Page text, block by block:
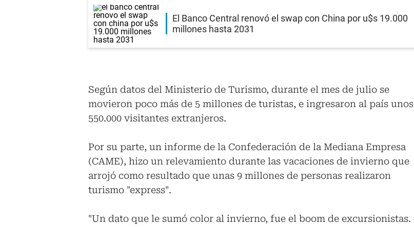
El Banco Central renovó el swap con China por u$s 19.000
millones hasta 2031
Según datos del Ministerio de Turismo, durante el mes de julio se
movieron poco más de 5 millones de turistas, e ingresaron al país unos
550.000 visitantes extranjeros.
Por su parte, un informe de la Confederación de la Mediana Empresa
(CAME), hizo un relevamiento durante las vacaciones de invierno que
arrojó como resultado que unas 9 millones de personas realizaron
turismo "express".
"Un dato que le sumó color al invierno, fue el boom de excursionistas.